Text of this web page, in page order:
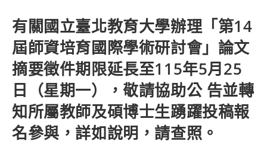
有關國立臺北教育大學辦理「第14
屆師資培育國際學術研討會」論文
摘要徵件期限延長至115年5月25
日（星期一），敬請協助公 告並轉
知所屬教師及碩博士生踴躍投稿報
名參與，詳如說明，請查照。